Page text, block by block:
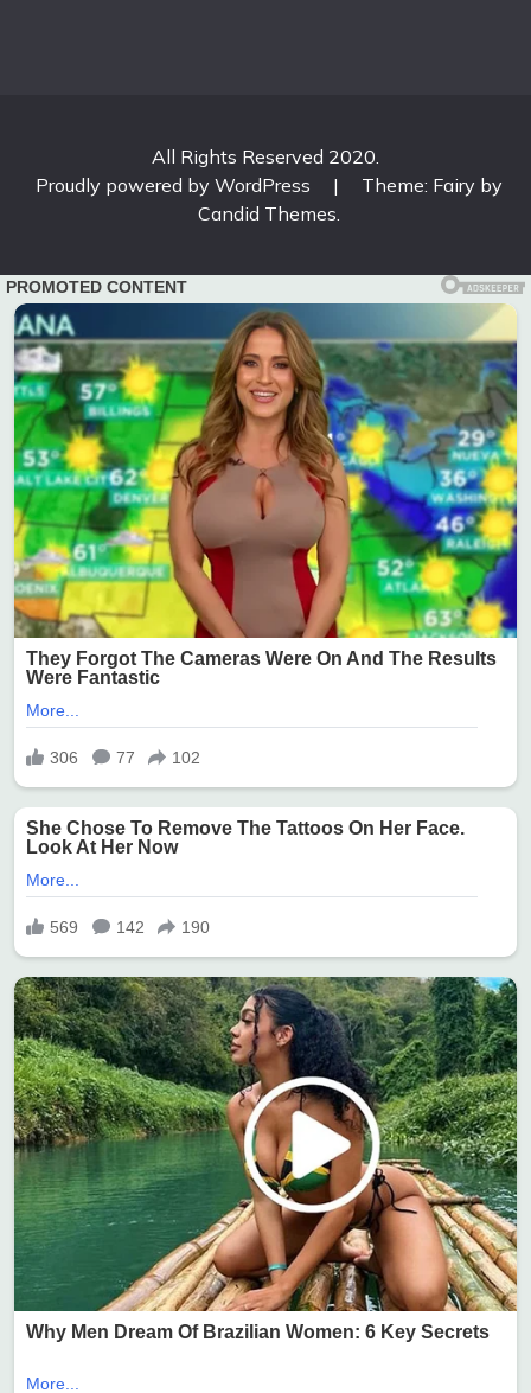
All Rights Reserved 2020.
Proudly powered by WordPress
|
Theme: Fairy by
Candid Themes